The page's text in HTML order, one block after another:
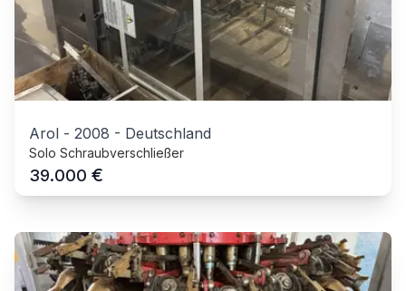
Arol - 2008 - Deutschland
Solo Schraubverschließer
39.000 €